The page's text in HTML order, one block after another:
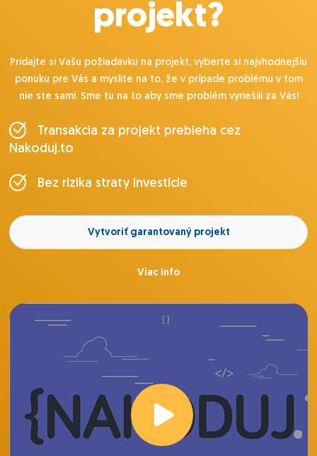
projekt?
Pridajte si Vašu požiadavku na projekt, vyberte si najvhodnejšiu
ponuku pre Vás a myslite na to, že v prípade problému v tom
nie ste sami. Sme tu na to aby sme problém vyriešili za Vás!
Transakcia za projekt prebieha cez
Nakoduj.to
Bez rizika straty investície
Vytvoriť garantovaný projekt
Viac info